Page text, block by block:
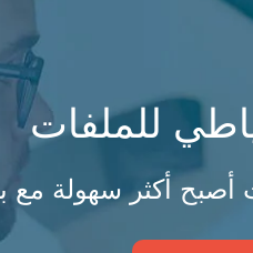
للملفات